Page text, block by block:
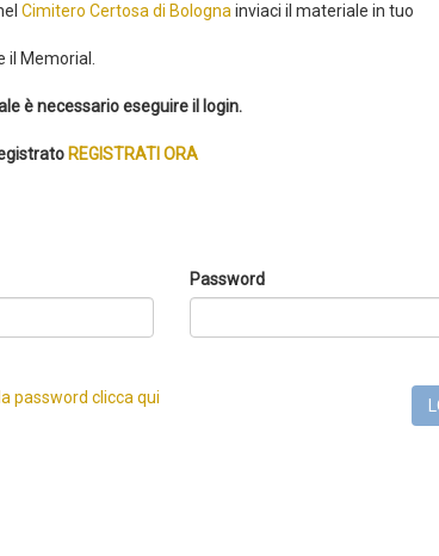
Cimitero Certosa di Bologna inviaci il materiale in tuo
Memorial.
è necessario eseguire il login.
REGISTRATI ORA
Password
password clicca qui